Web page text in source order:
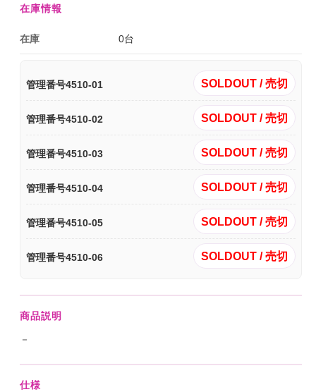
在庫情報
在庫 0台
管理番号4510-01 SOLDOUT / 売切
管理番号4510-02 SOLDOUT / 売切
管理番号4510-03 SOLDOUT / 売切
管理番号4510-04 SOLDOUT / 売切
管理番号4510-05 SOLDOUT / 売切
管理番号4510-06 SOLDOUT / 売切
商品説明
－
仕様